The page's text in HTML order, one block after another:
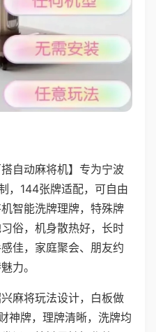
搭自动麻将机】专为宁波
，144张牌适配，可自由
智能洗牌理牌，特殊牌
俗，机身散热好，长时
佳，家庭聚会、朋友约
力。
麻将玩法设计，白板做
神牌，理牌清晰，洗牌均